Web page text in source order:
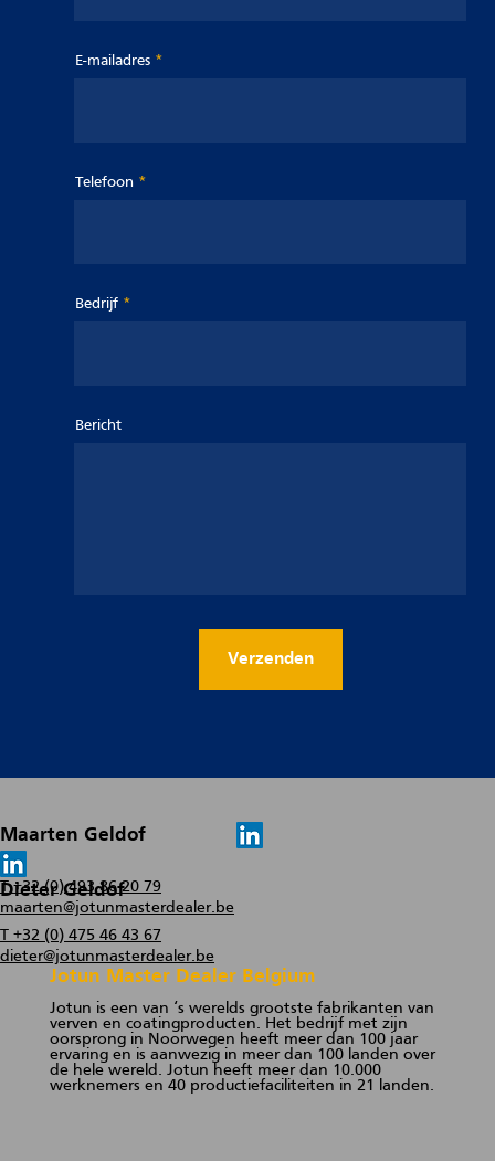
E-mailadres
Telefoon
Bericht
Verzenden
Bedrijf
Jotun Master Dealer Belgium
Jotun is een van ‘s werelds grootste fabrikanten van
verven en coatingproducten. Het bedrijf met zijn
oorsprong in Noorwegen heeft meer dan 100 jaar
ervaring en is aanwezig in meer dan 100 landen over
de hele wereld. Jotun heeft meer dan 10.000
werknemers en 40 productiefaciliteiten in 21 landen.
Maarten Geldof
T +32 (0) 493 86 20 79
maarten@jotunmasterdealer.be
Dieter Geldof
T +32 (0) 475 46 43 67
dieter@jotunmasterdealer.be